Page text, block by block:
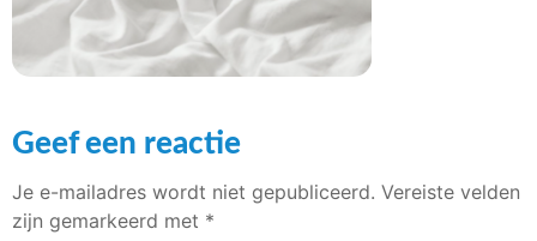
Geef een reactie
Je e-mailadres wordt niet gepubliceerd. Vereiste velden
zijn gemarkeerd met *